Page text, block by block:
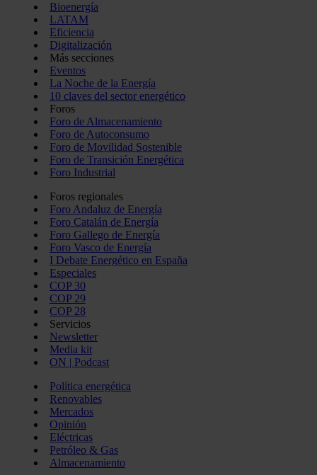
Bioenergía
LATAM
Eficiencia
Digitalización
Más secciones
Eventos
La Noche de la Energía
10 claves del sector energético
Foros
Foro de Almacenamiento
Foro de Autoconsumo
Foro de Movilidad Sostenible
Foro de Transición Energética
Foro Industrial
Foros regionales
Foro Andaluz de Energía
Foro Catalán de Energía
Foro Gallego de Energía
Foro Vasco de Energía
I Debate Energético en España
Especiales
COP 30
COP 29
COP 28
Servicios
Newsletter
Media kit
ON | Podcast
Política energética
Renovables
Mercados
Opinión
Eléctricas
Petróleo & Gas
Almacenamiento